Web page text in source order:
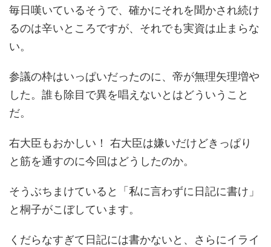
毎日嘆いているそうで、確かにそれを聞かされ続け
るのは辛いところですが、それでも実資は止まらな
い。
参議の枠はいっぱいだったのに、帝が無理矢理増や
した。誰も除目で異を唱えないとはどういうこと
だ。
右大臣もおかしい！ 右大臣は嫌いだけどきっぱり
と筋を通すのに今回はどうしたのか。
そうぶちまけていると「私に言わずに日記に書け」
と桐子がこぼしています。
くだらなすぎて日記には書かないと、さらにイライ